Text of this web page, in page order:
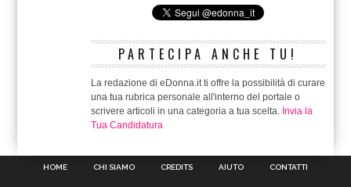
PARTECIPA ANCHE TU!
La redazione di eDonna.it ti offre la possibilità di curare
una tua rubrica personale all'interno del portale o
scrivere articoli in una categoria a tua scelta. Invia la
Tua Candidatura
HOME CHI SIAMO CREDITS AIUTO CONTATTI